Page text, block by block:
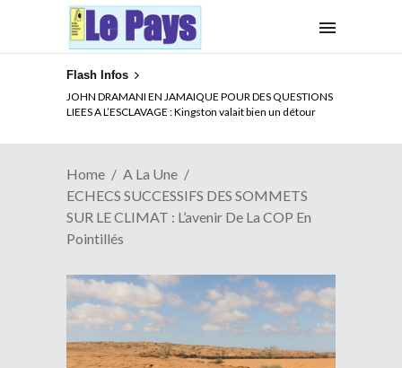
Flash Infos
JOHN DRAMANI EN JAMAIQUE POUR DES QUESTIONS
LIEES A L’ESCLAVAGE : Kingston valait bien un détour
ELECTION DE TALON A LA TETE DU SENAT BENINOIS :
Quand Patrice quitte le pouvoir sans partir !
Home
A La Une
ECHECS SUCCESSIFS DES SOMMETS
SUR LE CLIMAT : L’avenir De La COP En
Pointillés